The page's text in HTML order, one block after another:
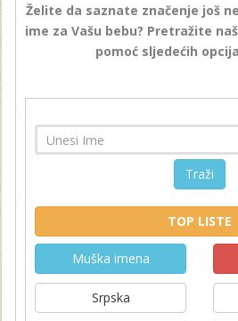
Želite da saznate značenje još
ime za Vašu bebu? Pretražite
pomoć sljedećih
Traži
TOP LISTE
Muška imena
Srpska